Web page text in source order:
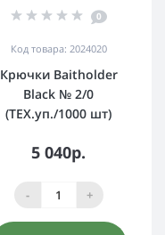
0
Код товара: 2024020
Крючки Baitholder
Black № 2/0
(ТЕХ.уп./1000 шт)
5 040р.
- +